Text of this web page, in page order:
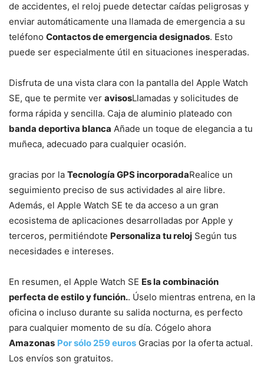
de accidentes, el reloj puede detectar caídas peligrosas y
enviar automáticamente una llamada de emergencia a su
teléfono Contactos de emergencia designados. Esto
puede ser especialmente útil en situaciones inesperadas.
Disfruta de una vista clara con la pantalla del Apple Watch
SE, que te permite ver avisosLlamadas y solicitudes de
forma rápida y sencilla. Caja de aluminio plateado con
banda deportiva blanca Añade un toque de elegancia a tu
muñeca, adecuado para cualquier ocasión.
gracias por la Tecnología GPS incorporadaRealice un
seguimiento preciso de sus actividades al aire libre.
Además, el Apple Watch SE te da acceso a un gran
ecosistema de aplicaciones desarrolladas por Apple y
terceros, permitiéndote Personaliza tu reloj Según tus
necesidades e intereses.
En resumen, el Apple Watch SE Es la combinación
perfecta de estilo y función.. Úselo mientras entrena, en la
oficina o incluso durante su salida nocturna, es perfecto
para cualquier momento de su día. Cógelo ahora
Amazonas Por sólo 259 euros Gracias por la oferta actual.
Los envíos son gratuitos.